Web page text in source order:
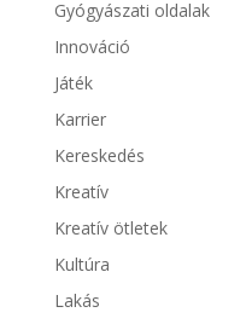
Gyógyászati oldalak
Innováció
Játék
Karrier
Kereskedés
Kreatív
Kreatív ötletek
Kultúra
Lakás